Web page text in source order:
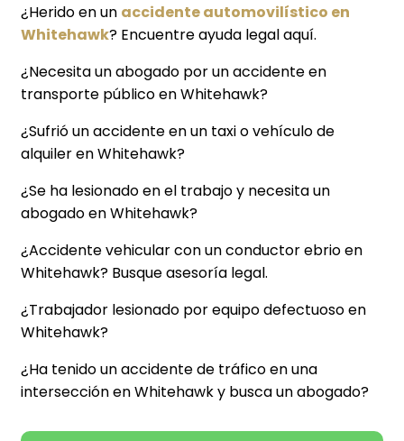
¿Herido en un accidente automovilístico en
Whitehawk? Encuentre ayuda legal aquí.
¿Necesita un abogado por un accidente en
transporte público en Whitehawk?
¿Sufrió un accidente en un taxi o vehículo de
alquiler en Whitehawk?
¿Se ha lesionado en el trabajo y necesita un
abogado en Whitehawk?
¿Accidente vehicular con un conductor ebrio en
Whitehawk? Busque asesoría legal.
¿Trabajador lesionado por equipo defectuoso en
Whitehawk?
¿Ha tenido un accidente de tráfico en una
intersección en Whitehawk y busca un abogado?